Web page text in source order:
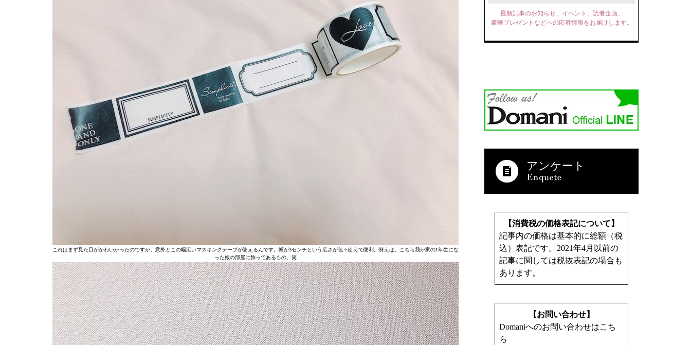
これはまず見た目がかわいかったのですが、意外とこの幅広いマスキングテープが使えるんです。幅が3センチという広さが色々使えて便利。例えば、こちら我が家の1年生にな
った娘の部屋に飾ってあるもの。笑
最新記事のお知らせ、イベント、読者企画、
豪華プレゼントなどへの応募情報をお届けします。
アンケート
【消費税の価格表記について】
記事内の価格は基本的に総額（税
込）表記です。2021年4月以前の
記事に関しては税抜表記の場合も
あります。
【お問い合わせ】
Domaniへのお問い合わせはこち
ら